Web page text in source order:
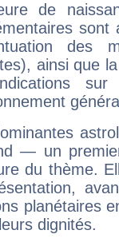
de
sont
des
ainsi que
sur
— un
du thème.
planétaires
dignités.